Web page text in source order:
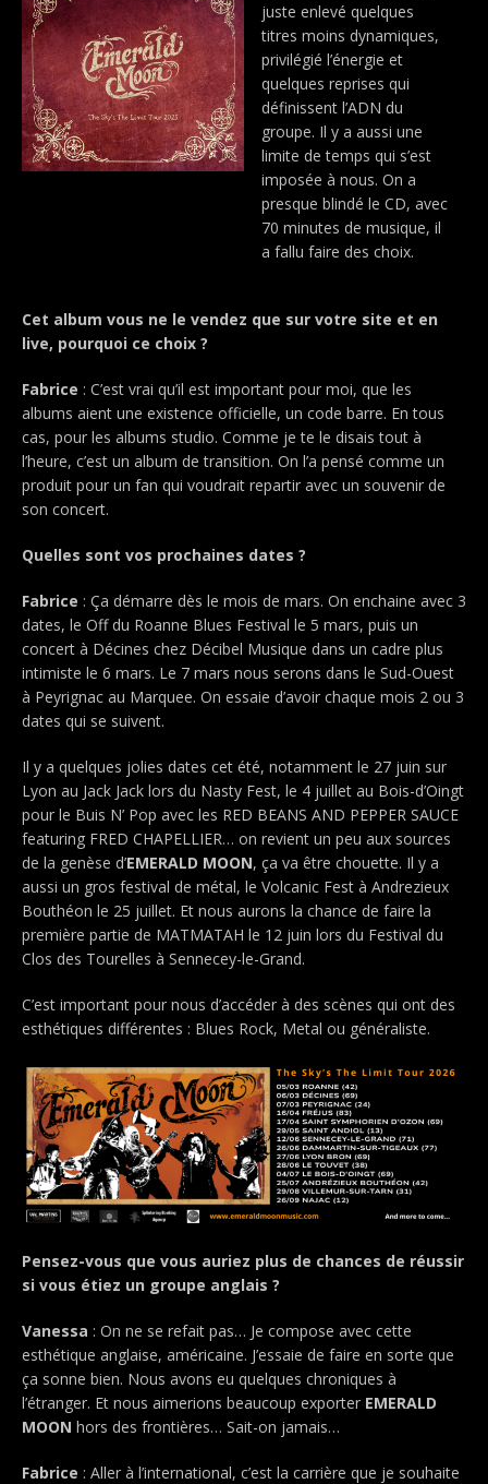
juste enlevé quelques
titres moins dynamiques,
privilégié l’énergie et
quelques reprises qui
définissent l’ADN du
groupe. Il y a aussi une
limite de temps qui s’est
imposée à nous. On a
presque blindé le CD, avec
70 minutes de musique, il
a fallu faire des choix.
Cet album vous ne le vendez que sur votre site et en
live, pourquoi ce choix ?
Fabrice : C’est vrai qu’il est important pour moi, que les
albums aient une existence officielle, un code barre. En tous
cas, pour les albums studio. Comme je te le disais tout à
l’heure, c’est un album de transition. On l’a pensé comme un
produit pour un fan qui voudrait repartir avec un souvenir de
son concert.
Quelles sont vos prochaines dates ?
Fabrice : Ça démarre dès le mois de mars. On enchaine avec 3
dates, le Off du Roanne Blues Festival le 5 mars, puis un
concert à Décines chez Décibel Musique dans un cadre plus
intimiste le 6 mars. Le 7 mars nous serons dans le Sud-Ouest
à Peyrignac au Marquee. On essaie d’avoir chaque mois 2 ou 3
dates qui se suivent.
Il y a quelques jolies dates cet été, notamment le 27 juin sur
Lyon au Jack Jack lors du Nasty Fest, le 4 juillet au Bois-d’Oingt
pour le Buis N’ Pop avec les RED BEANS AND PEPPER SAUCE
featuring FRED CHAPELLIER… on revient un peu aux sources
de la genèse d’EMERALD MOON, ça va être chouette. Il y a
aussi un gros festival de métal, le Volcanic Fest à Andrezieux
Bouthéon le 25 juillet. Et nous aurons la chance de faire la
première partie de MATMATAH le 12 juin lors du Festival du
Clos des Tourelles à Sennecey-le-Grand.
C’est important pour nous d’accéder à des scènes qui ont des
esthétiques différentes : Blues Rock, Metal ou généraliste.
Pensez-vous que vous auriez plus de chances de réussir
si vous étiez un groupe anglais ?
Vanessa : On ne se refait pas… Je compose avec cette
esthétique anglaise, américaine. J’essaie de faire en sorte que
ça sonne bien. Nous avons eu quelques chroniques à
l’étranger. Et nous aimerions beaucoup exporter EMERALD
MOON hors des frontières… Sait-on jamais…
Fabrice : Aller à l’international, c’est la carrière que je souhaite